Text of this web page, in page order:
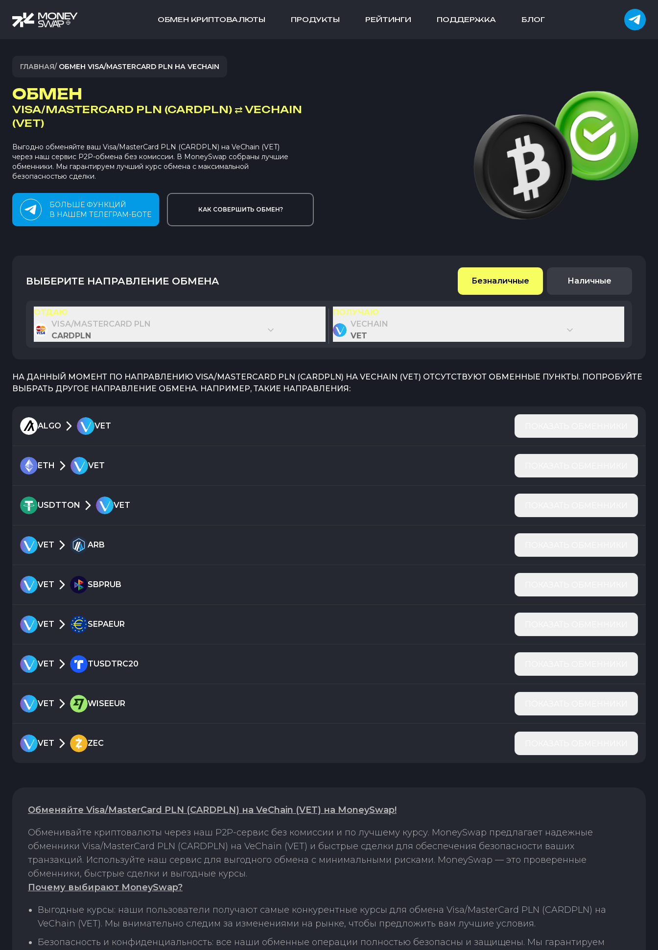
ОБМЕН КРИПТОВАЛЮТЫ ПРОДУКТЫ РЕЙТИНГИ ПОДДЕРЖКА БЛОГ
ГЛАВНАЯ/ ОБМЕН VISA/MASTERCARD PLN НА VECHAIN
ОБМЕН
VISA/MASTERCARD PLN (CARDPLN) ⇄ VECHAIN
(VET)
Выгодно обменяйте ваш Visa/MasterCard PLN (CARDPLN) на VeChain (VET)
через наш сервис P2P-обмена без комиссии. В MoneySwap собраны лучшие
обменники. Мы гарантируем лучший курс обмена с максимальной
безопасностью сделки.
БОЛЬШЕ ФУНКЦИЙ
В НАШЕМ ТЕЛЕГРАМ-БОТЕ
КАК СОВЕРШИТЬ ОБМЕН?
ВЫБЕРИТЕ НАПРАВЛЕНИЕ ОБМЕНА Безналичные Наличные
ОТДАЮ
VISA/MASTERCARD PLN
CARDPLN
ПОЛУЧАЮ
VECHAIN
VET
НА ДАННЫЙ МОМЕНТ ПО НАПРАВЛЕНИЮ VISA/MASTERCARD PLN (CARDPLN) НА VECHAIN (VET) ОТСУТСТВУЮТ ОБМЕННЫЕ ПУНКТЫ. ПОПРОБУЙТЕ
ВЫБРАТЬ ДРУГОЕ НАПРАВЛЕНИЕ ОБМЕНА. НАПРИМЕР, ТАКИЕ НАПРАВЛЕНИЯ:
ALGO VET
ETH VET
USDTTON VET
VET ARB
VET SBPRUB
VET SEPAEUR
VET TUSDTRC20
VET WISEEUR
VET ZEC
Обменяйте Visa/MasterCard PLN (CARDPLN) на VeChain (VET) на MoneySwap!
Обменивайте криптовалюты через наш P2P-сервис без комиссии и по лучшему курсу. MoneySwap предлагает надежные
обменники Visa/MasterCard PLN (CARDPLN) на VeChain (VET) и быстрые сделки для обеспечения безопасности ваших
транзакций. Используйте наш сервис для выгодного обмена с минимальными рисками. MoneySwap — это проверенные
обменники, быстрые сделки и выгодные курсы.
Почему выбирают MoneySwap?
Выгодные курсы: наши пользователи получают самые конкурентные курсы для обмена Visa/MasterCard PLN (CARDPLN) на
VeChain (VET). Мы внимательно следим за изменениями на рынке, чтобы предложить вам лучшие условия.
Безопасность и конфиденциальность: все наши обменные операции полностью безопасны и защищены. Мы гарантируем